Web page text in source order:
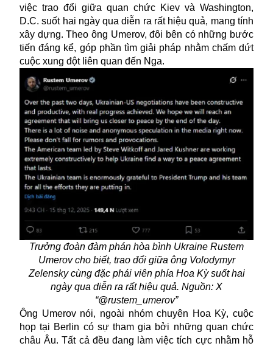
việc trao đổi giữa quan chức Kiev và Washington,
D.C. suốt hai ngày qua diễn ra rất hiệu quả, mang tính
xây dựng. Theo ông Umerov, đôi bên có những bước
tiến đáng kể, góp phần tìm giải pháp nhằm chấm dứt
cuộc xung đột liên quan đến Nga.
Trưởng đoàn đàm phán hòa bình Ukraine Rustem
Umerov cho biết, trao đổi giữa ông Volodymyr
Zelensky cùng đặc phái viên phía Hoa Kỳ suốt hai
ngày qua diễn ra rất hiệu quả. Nguồn: X
“@rustem_umerov”
Ông Umerov nói, ngoài nhóm chuyên Hoa Kỳ, cuộc
họp tại Berlin có sự tham gia bởi những quan chức
châu Âu. Tất cả đều đang làm việc tích cực nhằm hỗ